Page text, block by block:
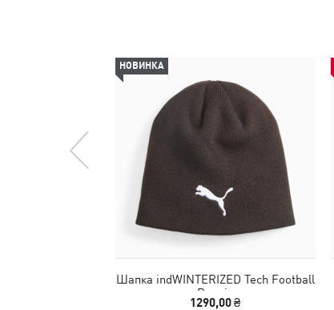
НОВИНКА
Шапка indWINTERIZED Tech Football
Beanie
1290,00 ₴